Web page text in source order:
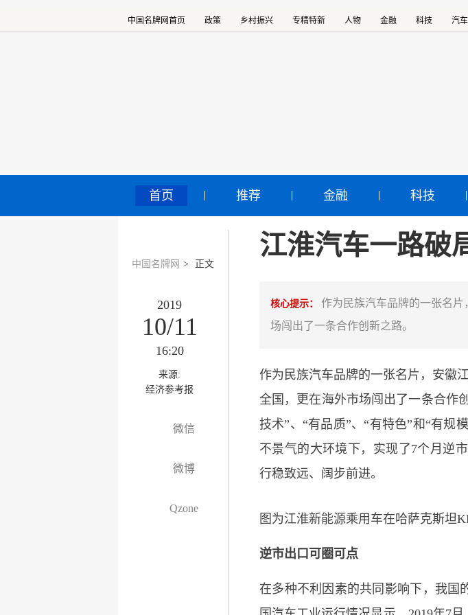
中国名牌网首页 政策 乡村振兴 专精特新 人物 金融 科技 汽车
首页 推荐 金融 科技
中国名牌网 > 正文
2019
10/11
16:20
来源:
经济参考报
微信
微博
Qzone
江淮汽车一路破
核心提示： 作为民族汽车品牌的一张名
场闯出了一条合作创新之路。
作为民族汽车品牌的一张名片，安徽
全国，更在海外市场闯出了一条合作
技术”、“有品质”、“有特色”和“有规
不景气的大环境下，实现了7个月逆
行稳致远、阔步前进。
图为江淮新能源乘用车在哈萨克斯坦
逆市出口可圈可点
在多种不利因素的共同影响下，我国